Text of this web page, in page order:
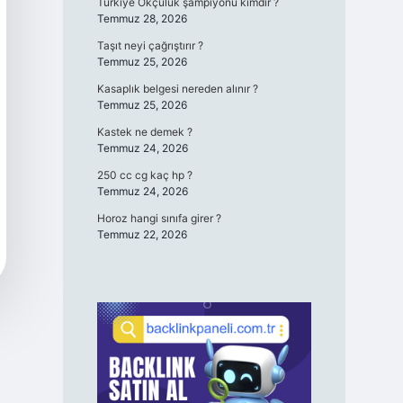
Temmuz 28, 2026
Taşıt neyi çağrıştırır ?
Temmuz 25, 2026
Kasaplık belgesi nereden alınır ?
Temmuz 25, 2026
Kastek ne demek ?
Temmuz 24, 2026
250 cc cg kaç hp ?
Temmuz 24, 2026
Horoz hangi sınıfa girer ?
Temmuz 22, 2026